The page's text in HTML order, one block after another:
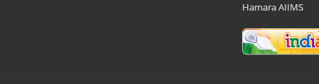
Hamara AIIMS